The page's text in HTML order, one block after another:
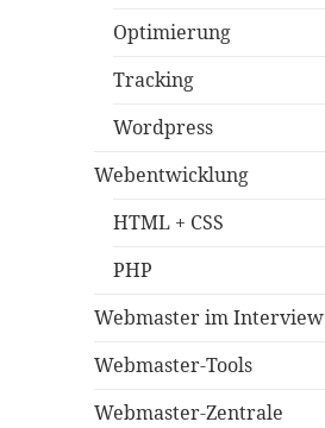
Optimierung
Tracking
Wordpress
Webentwicklung
HTML + CSS
PHP
Webmaster im Interview
Webmaster-Tools
Webmaster-Zentrale